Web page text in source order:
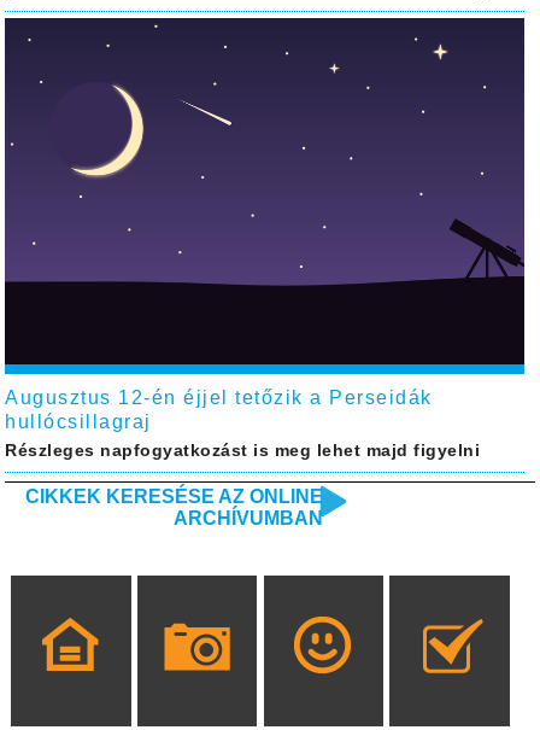
Augusztus 12-én éjjel tetőzik a Perseidák
hullócsillagraj
Részleges napfogyatkozást is meg lehet majd figyelni
CIKKEK KERESÉSE AZ ONLINE
ARCHÍVUMBAN